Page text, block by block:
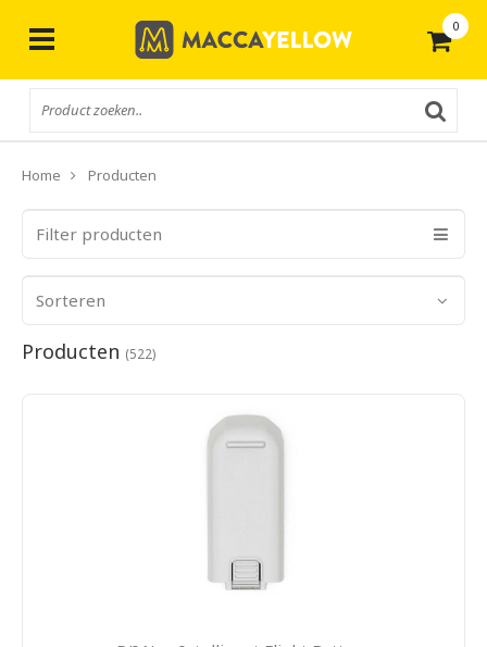
0
Home Producten
Filter producten
Sorteren
Producten (522)